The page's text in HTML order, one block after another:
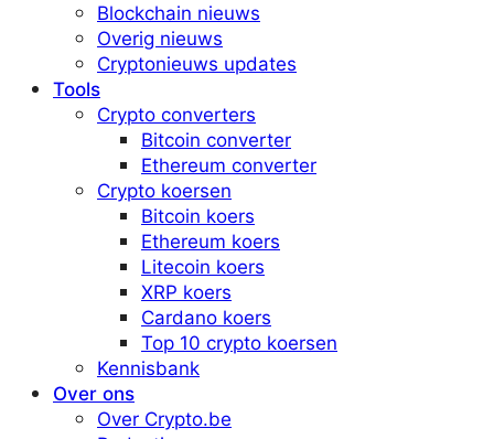
Blockchain nieuws
Overig nieuws
Cryptonieuws updates
Tools
Crypto converters
Bitcoin converter
Ethereum converter
Crypto koersen
Bitcoin koers
Ethereum koers
Litecoin koers
XRP koers
Cardano koers
Top 10 crypto koersen
Kennisbank
Over ons
Over Crypto.be